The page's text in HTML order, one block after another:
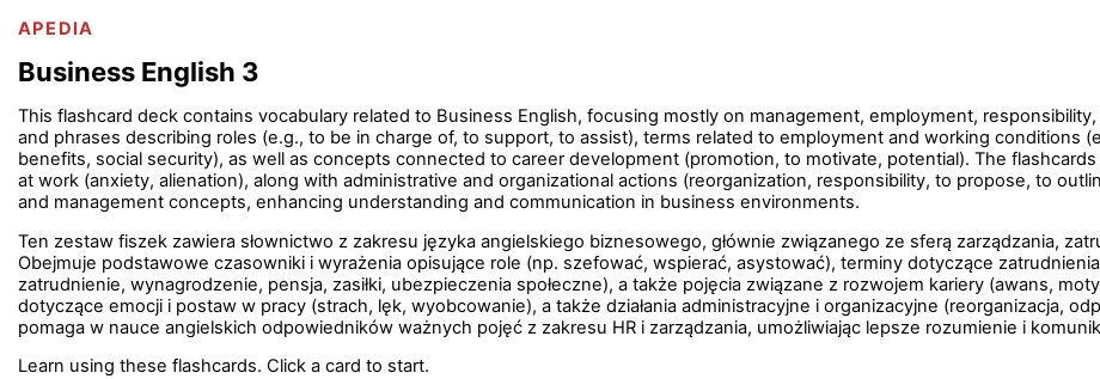
APEDIA
Business English 3
This flashcard deck contains vocabulary related to Business English, focusing mostly on management, employment,
and phrases describing roles (e.g., to be in charge of, to support, to assist), terms related to employment and working conditions
benefits, social security), as well as concepts connected to career development (promotion, to motivate, potential). The
at work (anxiety, alienation), along with administrative and organizational actions (reorganization, responsibility, to propose, to
and management concepts, enhancing understanding and communication in business environments.
Ten zestaw fiszek zawiera słownictwo z zakresu języka angielskiego biznesowego, głównie związanego ze sferą zarządzania,
Obejmuje podstawowe czasowniki i wyrażenia opisujące role (np. szefować, wspierać, asystować), terminy dotyczące
zatrudnienie, wynagrodzenie, pensja, zasiłki, ubezpieczenia społeczne), a także pojęcia związane z rozwojem kariery (awans,
dotyczące emocji i postaw w pracy (strach, lęk, wyobcowanie), a także działania administracyjne i organizacyjne (reorganizacja,
pomaga w nauce angielskich odpowiedników ważnych pojęć z zakresu HR i zarządzania, umożliwiając lepsze rozumienie i
Learn using these flashcards. Click a card to start.